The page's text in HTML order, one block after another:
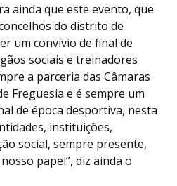
ainda que este evento, que
do distrito de
um convívio de final de
sociais e treinadores
a parceria das Câmaras
Freguesia e é sempre um
de época desportiva, nesta
instituições,
social, sempre presente,
papel”, diz ainda o